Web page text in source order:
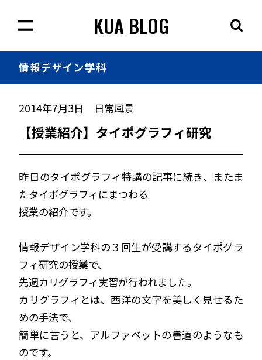
KUA BLOG
情報デザイン学科
2014年7月3日 日常風景
【授業紹介】タイポグラフィ研究
昨日のタイポグラフィ特講の記事に続き、またま
たタイポグラフィにまつわる
授業の紹介です。
情報デザイン学科の３回生が受講するタイポグラ
フィ研究の授業で、
先週カリグラフィ実習が行われました。
カリグラフィとは、西洋の文字を美しく見せるた
めの手法で、
簡単に言うと、アルファベットの書道のようなも
のです。